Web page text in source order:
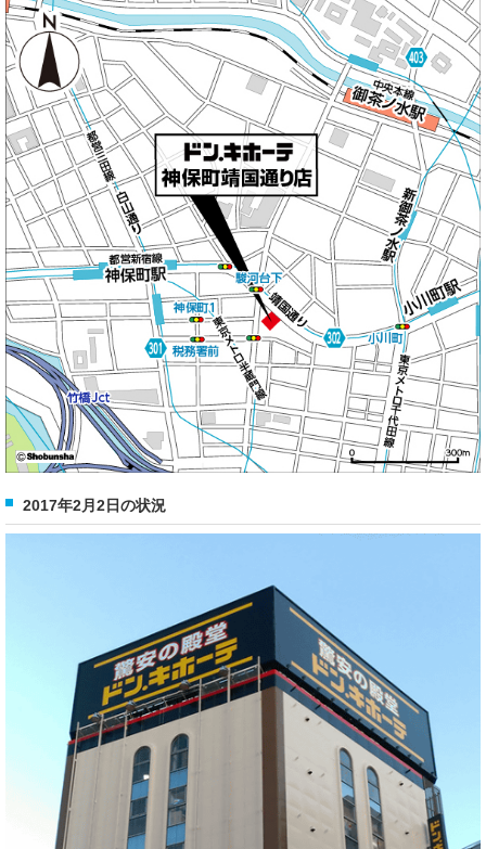
2017年2月2日の状況